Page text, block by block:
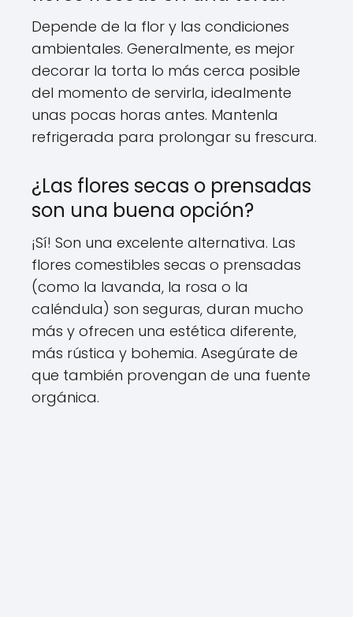
Depende de la flor y las condiciones
ambientales. Generalmente, es mejor
decorar la torta lo más cerca posible
del momento de servirla, idealmente
unas pocas horas antes. Mantenla
refrigerada para prolongar su frescura.
¿Las flores secas o prensadas
son una buena opción?
¡Sí! Son una excelente alternativa. Las
flores comestibles secas o prensadas
(como la lavanda, la rosa o la
caléndula) son seguras, duran mucho
más y ofrecen una estética diferente,
más rústica y bohemia. Asegúrate de
que también provengan de una fuente
orgánica.